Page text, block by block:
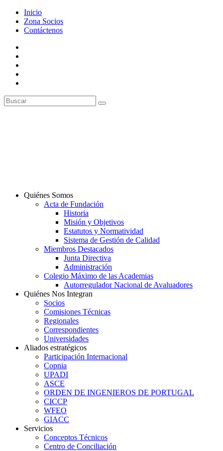
Inicio
Zona Socios
Contáctenos
Quiénes Somos
Acta de Fundación
Historia
Misión y Objetivos
Estatutos y Normatividad
Sistema de Gestión de Calidad
Miembros Destacados
Junta Directiva
Administración
Colegio Máximo de las Academias
Autorregulador Nacional de Avaluadores
Quiénes Nos Integran
Socios
Comisiones Técnicas
Regionales
Correspondientes
Universidades
Aliados estratégicos
Participación Internacional
Copnia
UPADI
ASCE
ORDEN DE INGENIEROS DE PORTUGAL
CICCP
WFEO
GIACC
Servicios
Conceptos Técnicos
Centro de Conciliación